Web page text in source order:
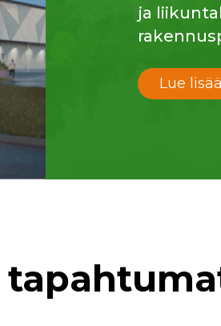
ja
Lue lisää